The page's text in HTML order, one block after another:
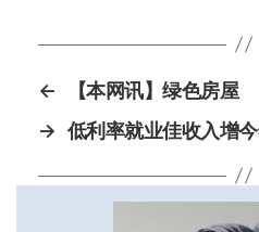
←
【本网讯】绿色房屋
→ 低利率就业佳收入增